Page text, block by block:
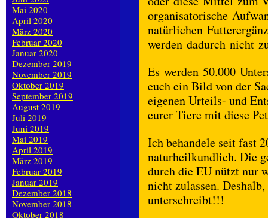
organisatorische
natürlichen
werden dadurch nicht
Es werden 50.000
euch ein Bild von der
eigenen Urteils- und
eurer Tiere mit diese
Ich behandele seit fast
naturheilkundlich. Die
durch die EU nützt nur
nicht zulassen.
unterschreibt!!!
Mai 2020
April 2020
März 2020
Februar 2020
Januar 2020
Dezember 2019
November 2019
Oktober 2019
September 2019
August 2019
Juli 2019
Juni 2019
Mai 2019
April 2019
März 2019
Februar 2019
Januar 2019
Dezember 2018
November 2018
Oktober 2018